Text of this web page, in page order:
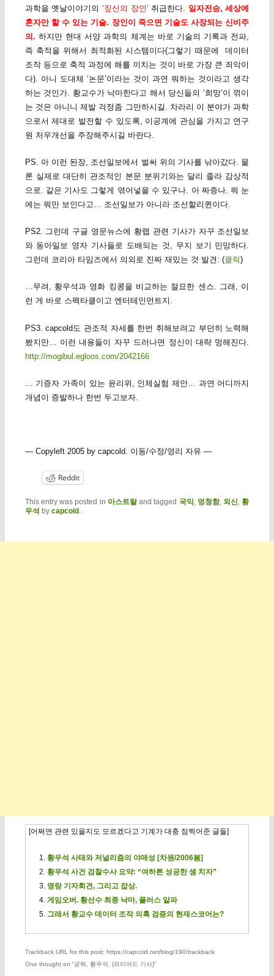
과학을 옛날이야기의 ‘짚신의 장인’ 취급한다. 일자전승, 세상에
혼자만 할 수 있는 기술. 장인이 죽으면 기술도 사장되는 신비주
의. 하지만 현대 서양 과학의 체계는 바로 기술의 기록과 전파,
즉 축적을 위해서 최적화된 시스템이다(그렇기 때문에 데이터
조작 등으로 축적 과정에 해를 끼치는 것이 바로 가장 큰 죄악이
다). 아니 도대체 ‘논문’이라는 것이 과연 뭐하는 것이라고 생각
하는 것인가. 황교수가 낙마한다고 해서 당신들의 ‘희망’이 꺾이
는 것은 아니니 제발 걱정좀 그만하시길. 차라리 이 분야가 과학
으로서 제대로 발전할 수 있도록, 이공계에 관심을 가지고 연구
원 처우개선을 주장해주시길 바란다.
PS. 아 이런 된장, 조선일보에서 벌써 위의 기사를 낚아갔다. 물
론 실제로 대단히 관조적인 본문 분위기와는 달리 졸라 감상적
으로. 같은 기사도 그렇게 엮어넣을 수 있구나. 아 짜증나. 뭐 눈
에는 뭐만 보인다고… 조선일보가 아니라 조선할리퀸이다.
PS2. 그런데 구글 영문뉴스에 황랩 관련 기사가 자꾸 조선일보
와 동아일보 영자 기사들로 도배되는 것, 무지 보기 민망하다.
그런데 코리아 타임즈에서 의외로 진짜 재밌는 것 발견: (클릭)
…무려, 황우석과 영화 킹콩을 비교하는 절묘한 센스. 그래, 이
런 게 바로 스펙타클이고 엔터테인먼트지.
PS3. capcold도 관조적 자세를 한번 취해보려고 부던히 노력해
봤지만… 이런 내용들이 자꾸 드러나면 정신이 대략 멍해진다.
http://mogibul.egloos.com/2042166
… 기증자 가족이 있는 윤리위, 인체실험 제안… 과연 어디까지
개념이 증발하나 한번 두고보자.
— Copyleft 2005 by capcold. 이동/수정/영리 자유 —
Reddit
This entry was posted in 아스트랄and tagged 국익, 멍청함, 외신,황
우석 by capcold .
[어쩌면 관련 있을지도 모르겠다고 기계가 대충 점찍어준 글들]
황우석 사태와 저널리즘의 야매성 [차원/2006봄]
황우석 사건 검찰수사 요약: “여하튼 성공한 셈 치자”
명랑 기자회견, 그리고 잡상.
게임오버. 황선수 최종 낙마, 플러스 알파
그래서 황교수 데이터 조작 의혹 검증의 현재스코어는?
Trackback URL for this post: https://capcold.net/blog/190/trackback
One thought on “굳럭, 황우석. (와이어드 기사)”